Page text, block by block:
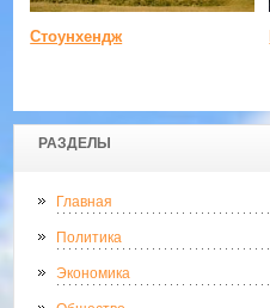
РАЗДЕЛЫ
Главная
Политика
Экономика
Стоунхендж